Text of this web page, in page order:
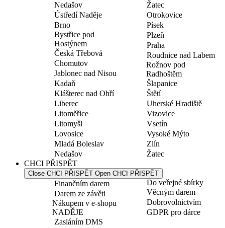
Nedašov
Žatec
Ústředí Naděje
Brno
Bystřice pod
Hostýnem
Česká Třebová
Chomutov
Jablonec nad Nisou
Kadaň
Klášterec nad Ohří
Liberec
Litoměřice
Litomyšl
Lovosice
Mladá Boleslav
Nedašov
Otrokovice
Písek
Plzeň
Praha
Roudnice nad Labem
Rožnov pod
Radhoštěm
Šlapanice
Štětí
Uherské Hradiště
Vizovice
Vsetín
Vysoké Mýto
Zlín
Žatec
CHCI PŘISPĚT
Close CHCI PŘISPĚT Open CHCI PŘISPĚT
Finančním darem
Darem ze závěti
Nákupem v e-shopu
NADĚJE
Zasláním DMS
Do veřejné sbírky
Věcným darem
Dobrovolnictvím
GDPR pro dárce